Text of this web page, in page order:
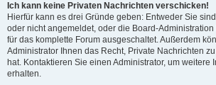
Ich kann keine Privaten Nachrichten verschicken!
Hierfür kann es drei Gründe geben: Entweder Sie
oder nicht angemeldet, oder die Board-
für das komplette Forum ausgeschaltet. Außerdem
Administrator Ihnen das Recht, Private Nachrichten
hat. Kontaktieren Sie einen Administrator, um weitere
erhalten.